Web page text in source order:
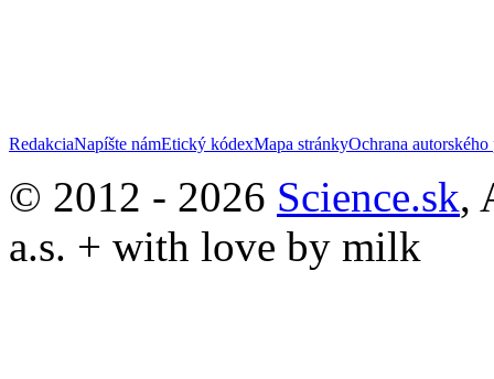
RedakciaNapíšte námEtický kódexMapa stránkyOchrana autorského
© 2012 - 2026 Science.sk,
a.s. + with love by milk